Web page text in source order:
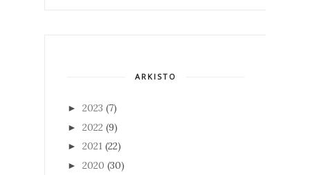
ARKISTO
► 2023 (7)
► 2022 (9)
► 2021 (22)
► 2020 (30)